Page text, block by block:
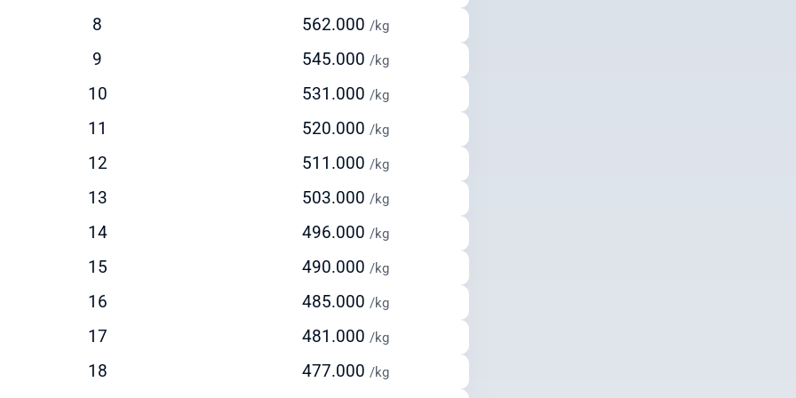
Layanan door-to-door yang nyaman
via Udara (Standard)
Estimasi waktu pengiriman: 5-7 hari kerja
Solusi seimbang antara kecepatan dan biaya
Tersedia layanan pickup dari alamat pengirim
via Laut
Estimasi waktu pengiriman: 30-45 hari
Pilihan ekonomis untuk pengiriman dalam jumlah besar
Solusi hemat untuk pengiriman yang tidak terlalu mendesak
Ongkir ke Lesotho Dengan Mudah
mengirim paket, lakukan cek ongkir ke Lesotho untuk
8 562.000 /kg
9 545.000 /kg
10 531.000 /kg
11 520.000 /kg
12 511.000 /kg
13 503.000 /kg
14 496.000 /kg
15 490.000 /kg
16 485.000 /kg
17 481.000 /kg
18 477.000 /kg